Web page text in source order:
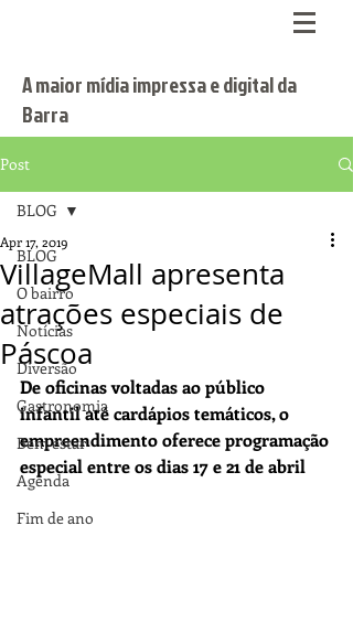
A maior mídia impressa e digital da
Barra
Post
BLOG
O bairro
Notícias
Diversão
Gastronomia
Bem estar
Agenda
Fim de ano
BLOG
VillageMall apresenta
atrações especiais de
Páscoa
Apr 17, 2019
De oficinas voltadas ao público
infantil até cardápios temáticos, o
empreendimento oferece programação
especial entre os dias 17 e 21 de abril